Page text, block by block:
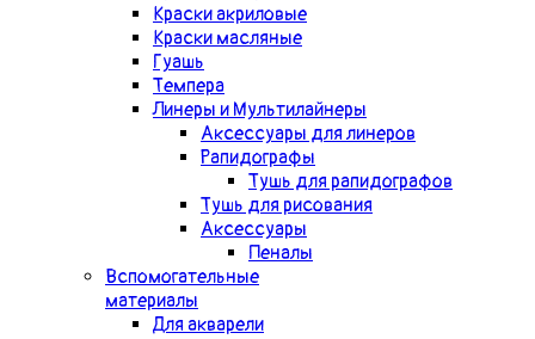
Краски акриловые
Краски масляные
Гуашь
Темпера
Линеры и Мультилайнеры
Аксессуары для линеров
Рапидографы
Тушь для рапидографов
Тушь для рисования
Аксессуары
Пеналы
Вспомогательные
материалы
Для акварели